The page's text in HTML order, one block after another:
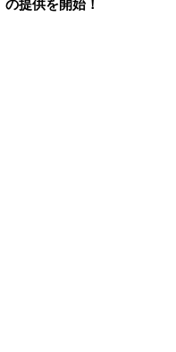
提供を開始！